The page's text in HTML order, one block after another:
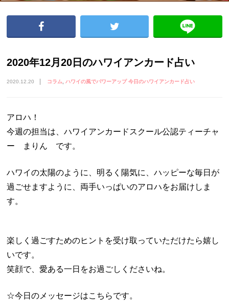
2020年12月20日のハワイアンカード占い
2020.12.20 コラム ハワイの風でパワーアップ 今日のハワイアンカード占い
アロハ！
今週の担当は、ハワイアンカードスクール公認ティーチャ
ー まりん です。
ハワイの太陽のように、明るく陽気に、ハッピーな毎日が
過ごせますように、両手いっぱいのアロハをお届けしま
す。
楽しく過ごすためのヒントを受け取っていただけたら嬉し
いです。
笑顔で、愛ある一日をお過ごしくださいね。
☆今日のメッセージはこちらです。